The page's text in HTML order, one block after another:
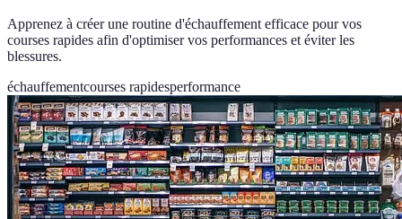
Apprenez à créer une routine d'échauffement efficace pour vos
courses rapides afin d'optimiser vos performances et éviter les
blessures.
échauffementcourses rapidesperformance